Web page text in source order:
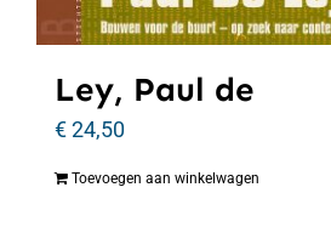
Ley, Paul de
€24,50
Toevoegen aan winkelwagen